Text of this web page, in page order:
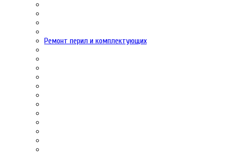
Ремонт перил и комплектующих